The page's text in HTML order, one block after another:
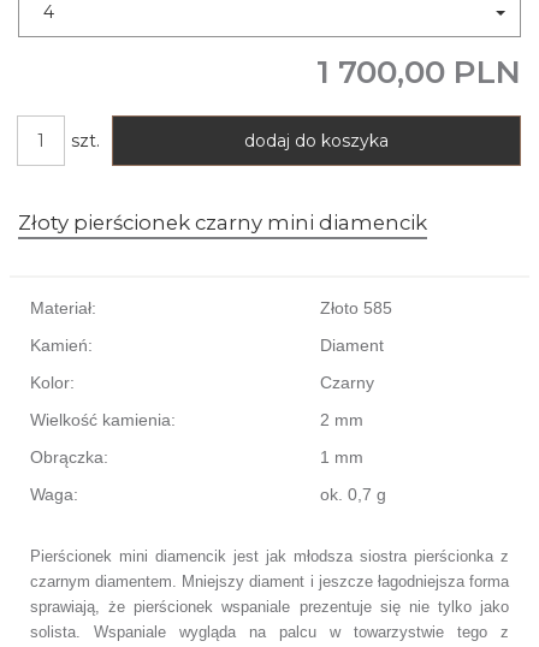
4
1 700,00 PLN
szt. dodaj do koszyka
Złoty pierścionek czarny mini diamencik
Materiał:
Złoto 585
Kamień:
Diament
Kolor:
Czarny
Wielkość kamienia:
2 mm
Obrączka:
1 mm
Waga:
ok. 0,7 g
Pierścionek mini diamencik jest jak młodsza siostra pierścionka z
czarnym diamentem. Mniejszy diament i jeszcze łagodniejsza forma
sprawiają, że pierścionek wspaniale prezentuje się nie tylko jako
solista. Wspaniale wygląda na palcu w towarzystwie tego z